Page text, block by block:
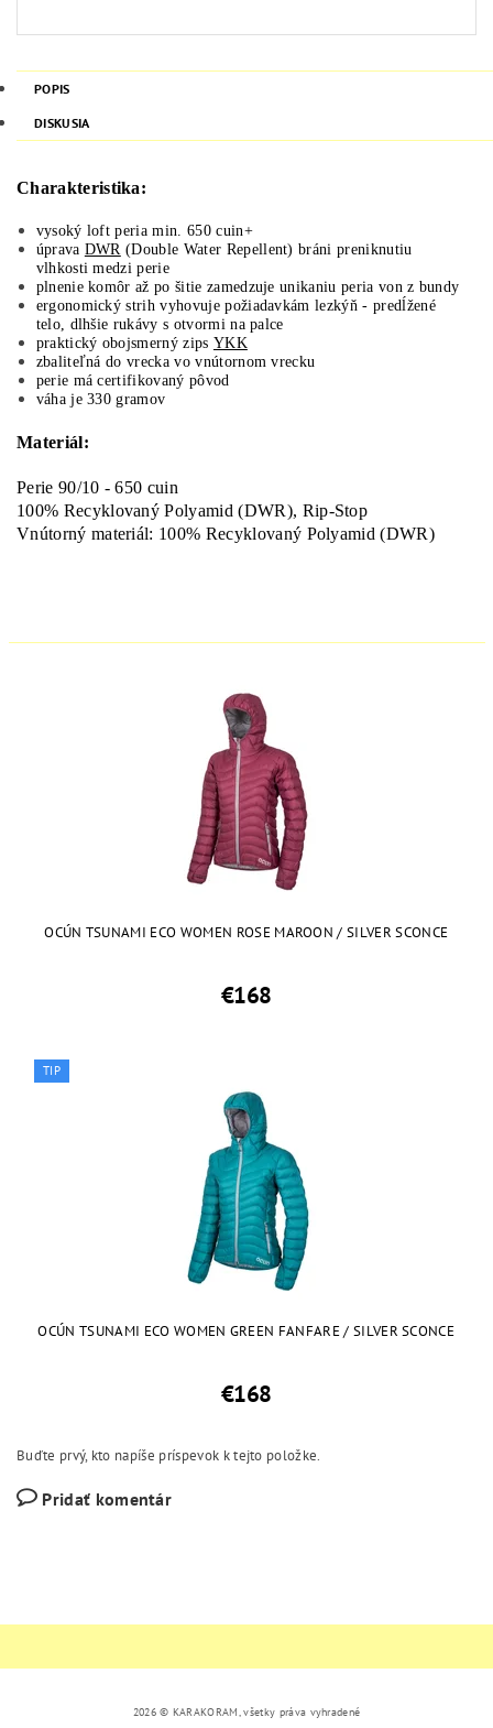
POPIS
DISKUSIA
Charakteristika:
vysoký loft peria min. 650 cuin+
úprava DWR (Double Water Repellent) bráni preniknutiu
vlhkosti medzi perie
plnenie komôr až po šitie zamedzuje unikaniu peria von z bundy
ergonomický strih vyhovuje požiadavkám lezkýň - predĺžené
telo, dlhšie rukávy s otvormi na palce
praktický obojsmerný zips YKK
zbaliteľná do vrecka vo vnútornom vrecku
perie má certifikovaný pôvod
váha je 330 gramov
Materiál:
Perie 90/10 - 650 cuin
100% Recyklovaný Polyamid (DWR), Rip-Stop
Vnútorný materiál: 100% Recyklovaný Polyamid (DWR)
OCÚN TSUNAMI ECO WOMEN ROSE MAROON / SILVER SCONCE
€168
TIP
OCÚN TSUNAMI ECO WOMEN GREEN FANFARE / SILVER SCONCE
€168
Buďte prvý, kto napíše príspevok k tejto položke.
Pridať komentár
2026 © KARAKORAM, všetky práva vyhradené